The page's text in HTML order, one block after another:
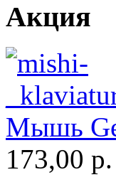
Globex
Grand
Акция
Мышь
173,00 р.